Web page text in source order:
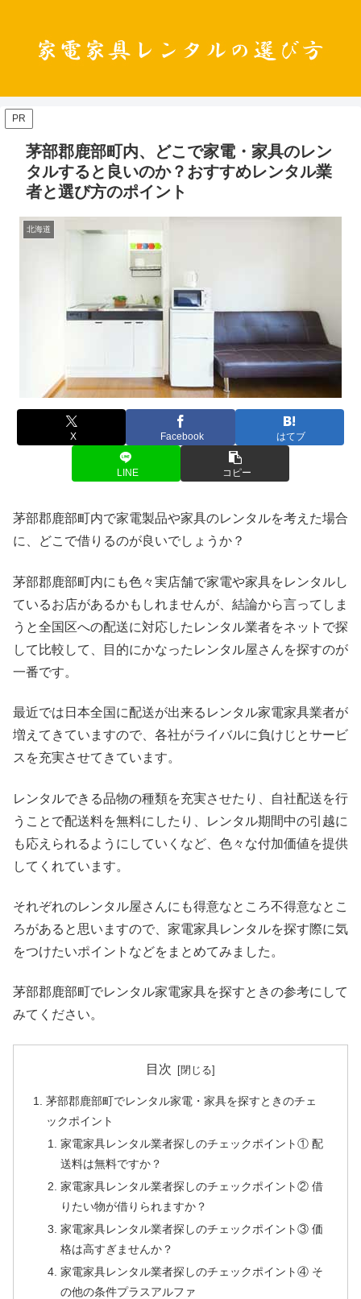
PR
茅部郡鹿部町内、どこで家電・家具のレン
タルすると良いのか？おすすめレンタル業
者と選び方のポイント
北海道
X Facebook はてブ
LINE コピー
茅部郡鹿部町内で家電製品や家具のレンタルを考えた場合
に、どこで借りるのが良いでしょうか？
茅部郡鹿部町内にも色々実店舗で家電や家具をレンタルし
ているお店があるかもしれませんが、結論から言ってしま
うと全国区への配送に対応したレンタル業者をネットで探
して比較して、目的にかなったレンタル屋さんを探すのが
一番です。
最近では日本全国に配送が出来るレンタル家電家具業者が
増えてきていますので、各社がライバルに負けじとサービ
スを充実させてきています。
レンタルできる品物の種類を充実させたり、自社配送を行
うことで配送料を無料にしたり、レンタル期間中の引越に
も応えられるようにしていくなど、色々な付加価値を提供
してくれています。
それぞれのレンタル屋さんにも得意なところ不得意なとこ
ろがあると思いますので、家電家具レンタルを探す際に気
をつけたいポイントなどをまとめてみました。
茅部郡鹿部町でレンタル家電家具を探すときの参考にして
みてください。
目次
茅部郡鹿部町でレンタル家電・家具を探すときのチェ
ックポイント
家電家具レンタル業者探しのチェックポイント① 配
送料は無料ですか？
家電家具レンタル業者探しのチェックポイント② 借
りたい物が借りられますか？
家電家具レンタル業者探しのチェックポイント③ 価
格は高すぎませんか？
家電家具レンタル業者探しのチェックポイント④ そ
の他の条件プラスアルファ